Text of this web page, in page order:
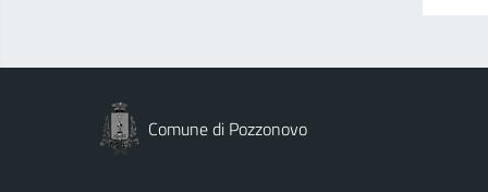
Comune di Pozzonovo